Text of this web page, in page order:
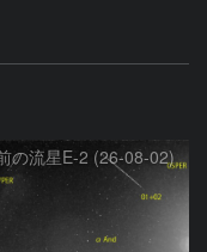
の流星E-2 (26-08-02)